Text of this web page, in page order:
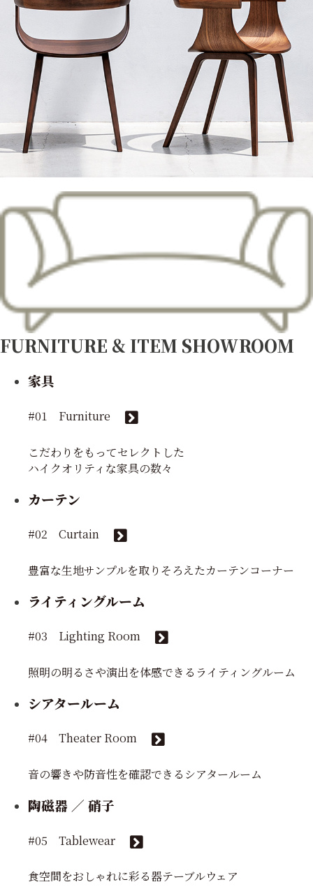
FURNITURE & ITEM SHOWROOM
家具
#01 Furniture
こだわりをもってセレクトした
ハイクオリティな家具の数々
カーテン
#02 Curtain
豊富な生地サンプルを取りそろえたカーテンコーナー
ライティングルーム
#03 Lighting Room
照明の明るさや演出を体感できるライティングルーム
シアタールーム
#04 Theater Room
音の響きや防音性を確認できるシアタールーム
陶磁器 ／ 硝子
#05 Tablewear
食空間をおしゃれに彩る器テーブルウェア